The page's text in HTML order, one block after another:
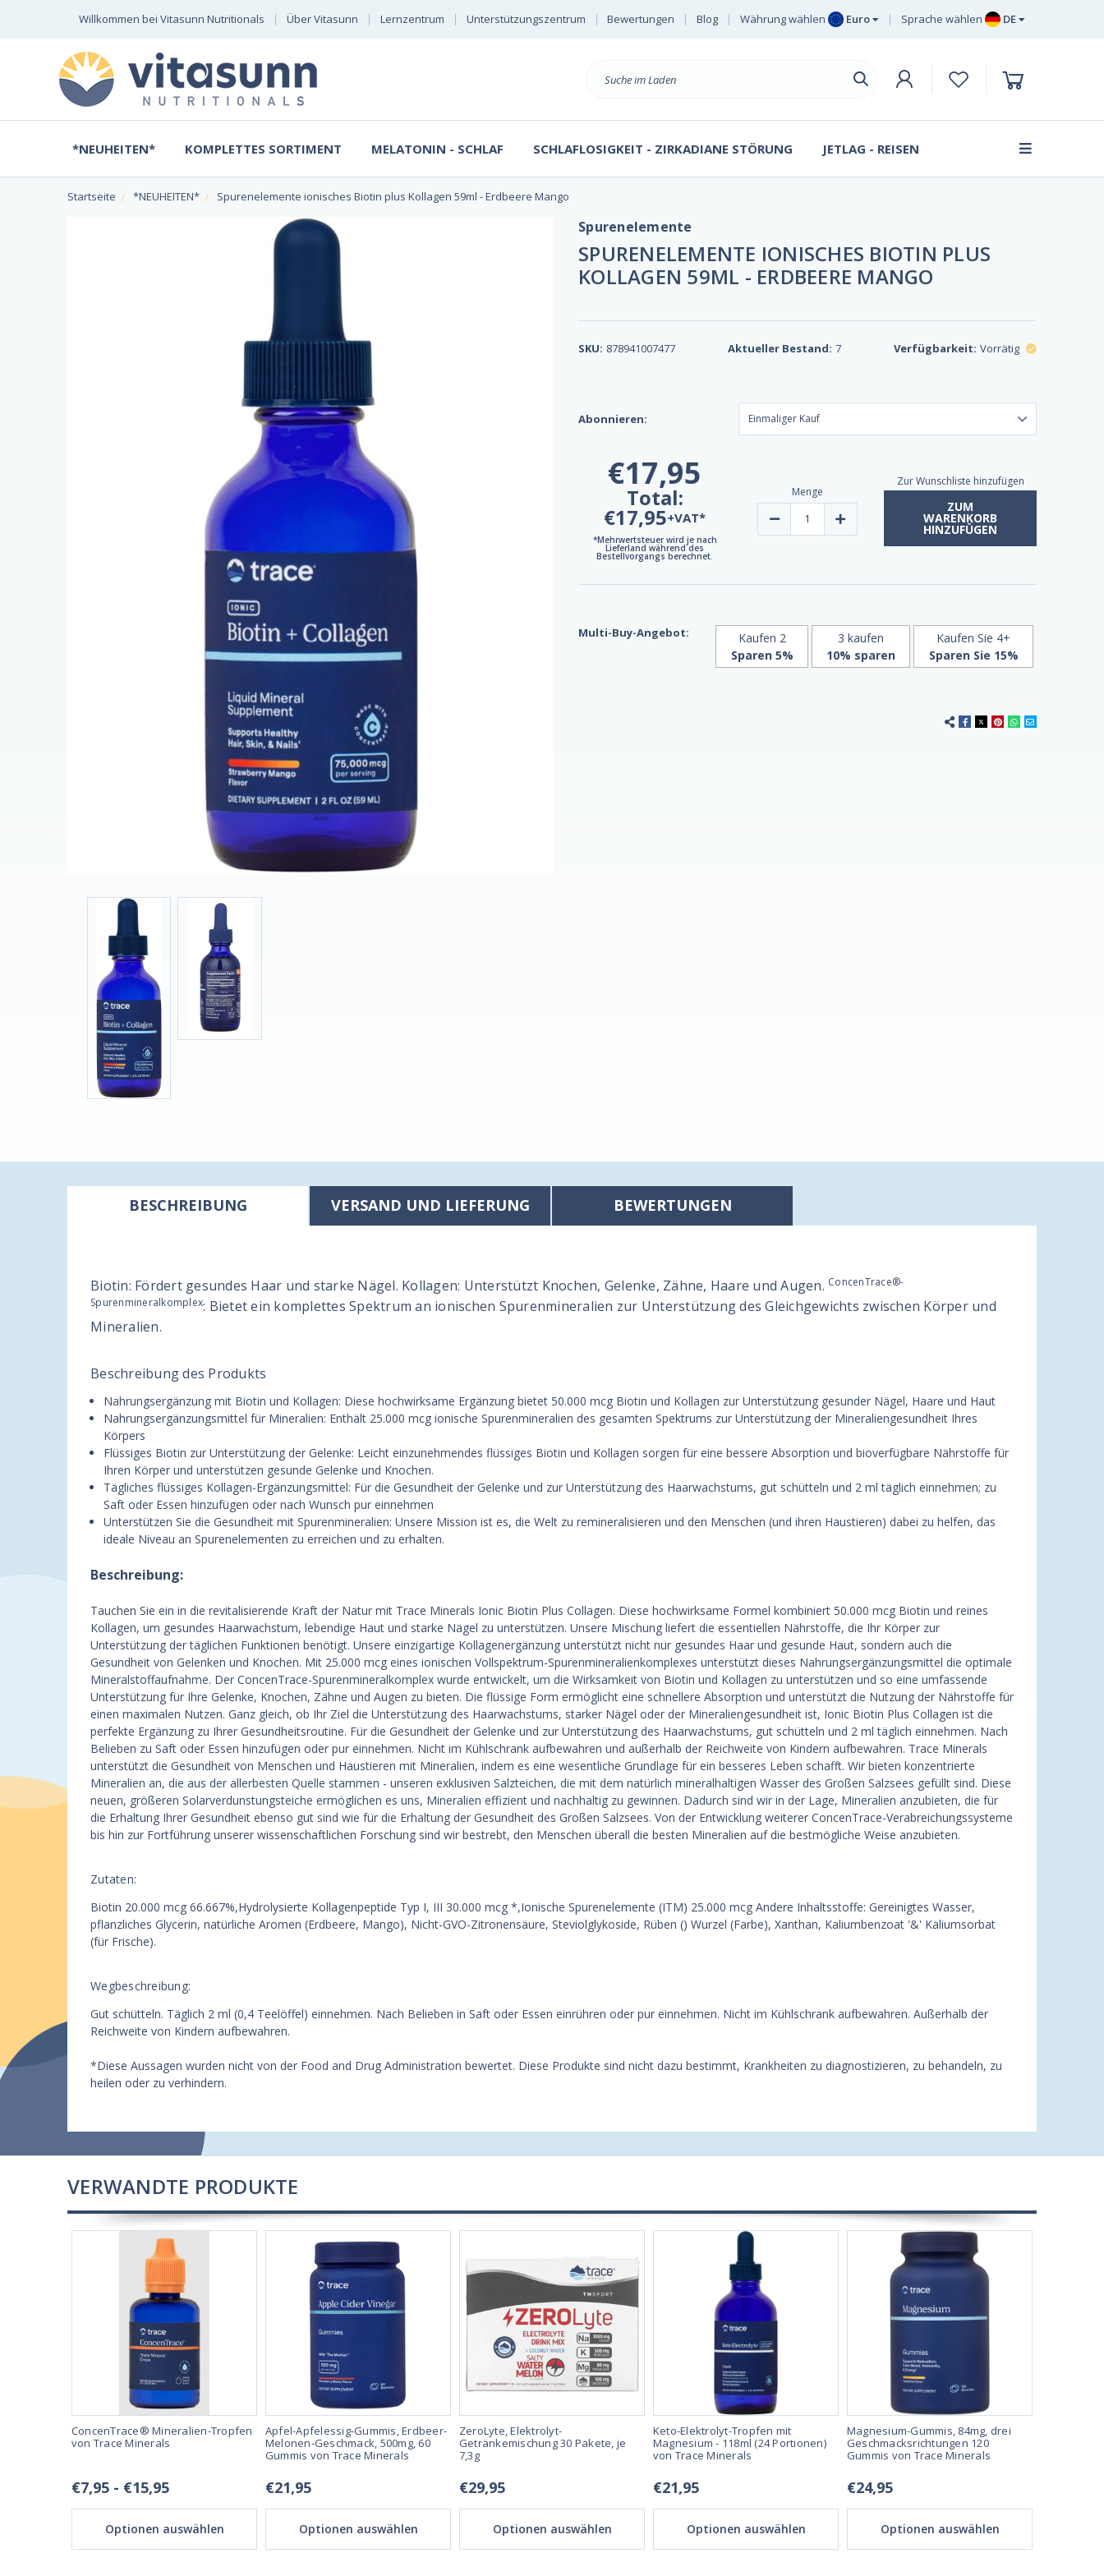
Willkommen bei Vitasunn Nutritionals Über Vitasunn Lernzentrum Unterstützungszentrum Bewertungen Blog Währung wählen Euro
Schwedische Krone
Dänische Krone
Sprache wählen DE
Suche
*NEUHEITEN* KOMPLETTES SORTIMENT MELATONIN - SCHLAF SCHLAFLOSIGKEIT - ZIRKADIANE STÖRUNG JETLAG - REISEN
Startseite *NEUHEITEN* Spurenelemente ionisches Biotin plus Kollagen 59ml - Erdbeere Mango
SPURENELEMENTE IONISCHES BIOTIN PLUS
KOLLAGEN 59ML - ERDBEERE MANGO
Spurenelemente
SKU: 878941007477 Aktueller Bestand: 7 Verfügbarkeit: Vorrätig
Abonnieren:
€17,95
Total:
€17,95+VAT*
*Mehrwertsteuer wird je nach
Lieferland während des
Bestellvorgangs berechnet.
Menge
Verringern
Ionic
Collagen
59ml
-
Strawberry
Mango
Erhöhen
Ionic
Collagen
59ml
-
Erdbeere
Mango
Zur Wunschliste hinzufügen
ZUM
WARENKORB
HINZUFÜGEN
Multi-Buy-Angebot:
Kaufen 2
Sparen 5%
3 kaufen
10% sparen
Kaufen Sie 4+
Sparen Sie 15%
BESCHREIBUNG VERSAND UND LIEFERUNG BEWERTUNGEN
Biotin: Fördert gesundes Haar und starke Nägel. Kollagen: Unterstützt Knochen, Gelenke, Zähne, Haare und Augen. ConcenTrace®-
Spurenmineralkomplex: Bietet ein komplettes Spektrum an ionischen Spurenmineralien zur Unterstützung des Gleichgewichts zwischen Körper und
Mineralien.
Beschreibung des Produkts
Nahrungsergänzung mit Biotin und Kollagen: Diese hochwirksame Ergänzung bietet 50.000 mcg Biotin und Kollagen zur Unterstützung gesunder Nägel, Haare und Haut
Nahrungsergänzungsmittel für Mineralien: Enthält 25.000 mcg ionische Spurenmineralien des gesamten Spektrums zur Unterstützung der Mineraliengesundheit Ihres
Körpers
Flüssiges Biotin zur Unterstützung der Gelenke: Leicht einzunehmendes flüssiges Biotin und Kollagen sorgen für eine bessere Absorption und bioverfügbare Nährstoffe für
Ihren Körper und unterstützen gesunde Gelenke und Knochen.
Tägliches flüssiges Kollagen-Ergänzungsmittel: Für die Gesundheit der Gelenke und zur Unterstützung des Haarwachstums, gut schütteln und 2 ml täglich einnehmen; zu
Saft oder Essen hinzufügen oder nach Wunsch pur einnehmen
Unterstützen Sie die Gesundheit mit Spurenmineralien: Unsere Mission ist es, die Welt zu remineralisieren und den Menschen (und ihren Haustieren) dabei zu helfen, das
ideale Niveau an Spurenelementen zu erreichen und zu erhalten.
Beschreibung:
Tauchen Sie ein in die revitalisierende Kraft der Natur mit Trace Minerals Ionic Biotin Plus Collagen. Diese hochwirksame Formel kombiniert 50.000 mcg Biotin und reines
Kollagen, um gesundes Haarwachstum, lebendige Haut und starke Nägel zu unterstützen. Unsere Mischung liefert die essentiellen Nährstoffe, die Ihr Körper zur
Unterstützung der täglichen Funktionen benötigt. Unsere einzigartige Kollagenergänzung unterstützt nicht nur gesundes Haar und gesunde Haut, sondern auch die
Gesundheit von Gelenken und Knochen. Mit 25.000 mcg eines ionischen Vollspektrum-Spurenmineralienkomplexes unterstützt dieses Nahrungsergänzungsmittel die optimale
Mineralstoffaufnahme. Der ConcenTrace-Spurenmineralkomplex wurde entwickelt, um die Wirksamkeit von Biotin und Kollagen zu unterstützen und so eine umfassende
Unterstützung für Ihre Gelenke, Knochen, Zähne und Augen zu bieten. Die flüssige Form ermöglicht eine schnellere Absorption und unterstützt die Nutzung der Nährstoffe für
einen maximalen Nutzen. Ganz gleich, ob Ihr Ziel die Unterstützung des Haarwachstums, starker Nägel oder der Mineraliengesundheit ist, Ionic Biotin Plus Collagen ist die
perfekte Ergänzung zu Ihrer Gesundheitsroutine. Für die Gesundheit der Gelenke und zur Unterstützung des Haarwachstums, gut schütteln und 2 ml täglich einnehmen. Nach
Belieben zu Saft oder Essen hinzufügen oder pur einnehmen. Nicht im Kühlschrank aufbewahren und außerhalb der Reichweite von Kindern aufbewahren. Trace Minerals
unterstützt die Gesundheit von Menschen und Haustieren mit Mineralien, indem es eine wesentliche Grundlage für ein besseres Leben schafft. Wir bieten konzentrierte
Mineralien an, die aus der allerbesten Quelle stammen - unseren exklusiven Salzteichen, die mit dem natürlich mineralhaltigen Wasser des Großen Salzsees gefüllt sind. Diese
neuen, größeren Solarverdunstungsteiche ermöglichen es uns, Mineralien effizient und nachhaltig zu gewinnen. Dadurch sind wir in der Lage, Mineralien anzubieten, die für
die Erhaltung Ihrer Gesundheit ebenso gut sind wie für die Erhaltung der Gesundheit des Großen Salzsees. Von der Entwicklung weiterer ConcenTrace-Verabreichungssysteme
bis hin zur Fortführung unserer wissenschaftlichen Forschung sind wir bestrebt, den Menschen überall die besten Mineralien auf die bestmögliche Weise anzubieten.
Zutaten:
Biotin 20.000 mcg 66.667%,Hydrolysierte Kollagenpeptide Typ I, III 30.000 mcg *,Ionische Spurenelemente (ITM) 25.000 mcg Andere Inhaltsstoffe: Gereinigtes Wasser,
pflanzliches Glycerin, natürliche Aromen (Erdbeere, Mango), Nicht-GVO-Zitronensäure, Steviolglykoside, Rüben () Wurzel (Farbe), Xanthan, Kaliumbenzoat '&' Kaliumsorbat
(für Frische).
Wegbeschreibung:
Gut schütteln. Täglich 2 ml (0,4 Teelöffel) einnehmen. Nach Belieben in Saft oder Essen einrühren oder pur einnehmen. Nicht im Kühlschrank aufbewahren. Außerhalb der
Reichweite von Kindern aufbewahren.
*Diese Aussagen wurden nicht von der Food and Drug Administration bewertet. Diese Produkte sind nicht dazu bestimmt, Krankheiten zu diagnostizieren, zu behandeln, zu
heilen oder zu verhindern.
VERWANDTE PRODUKTE
ConcenTrace® Mineralien-Tropfen
von Trace Minerals
€7,95 - €15,95
Optionen auswählen
Apfel-Apfelessig-Gummis, Erdbeer-
Melonen-Geschmack, 500mg, 60
Gummis von Trace Minerals
€21,95
Optionen auswählen
ZeroLyte, Elektrolyt-
Getränkemischung 30 Pakete, je
7,3g
€29,95
Optionen auswählen
Keto-Elektrolyt-Tropfen mit
Magnesium - 118ml (24 Portionen)
von Trace Minerals
€21,95
Optionen auswählen
Magnesium-Gummis, 84mg, drei
Geschmacksrichtungen 120
Gummis von Trace Minerals
€24,95
Optionen auswählen